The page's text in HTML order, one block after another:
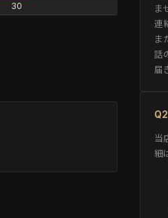
30
ま
連
ま
話
届
当
細